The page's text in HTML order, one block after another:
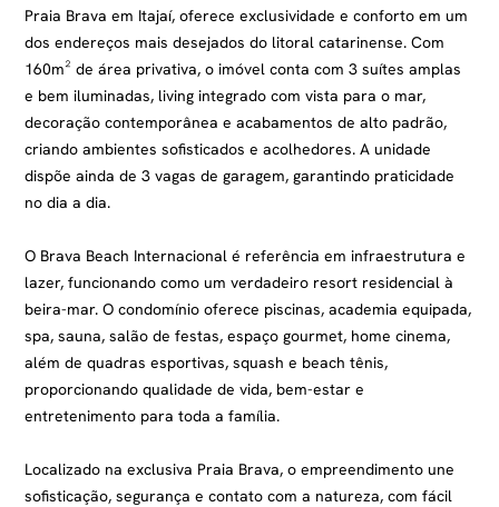
Praia Brava em Itajaí, oferece exclusividade e conforto em um
dos endereços mais desejados do litoral catarinense. Com
160m² de área privativa, o imóvel conta com 3 suítes amplas
e bem iluminadas, living integrado com vista para o mar,
decoração contemporânea e acabamentos de alto padrão,
criando ambientes sofisticados e acolhedores. A unidade
dispõe ainda de 3 vagas de garagem, garantindo praticidade
no dia a dia.
O Brava Beach Internacional é referência em infraestrutura e
lazer, funcionando como um verdadeiro resort residencial à
beira-mar. O condomínio oferece piscinas, academia equipada,
spa, sauna, salão de festas, espaço gourmet, home cinema,
além de quadras esportivas, squash e beach tênis,
proporcionando qualidade de vida, bem-estar e
entretenimento para toda a família.
Localizado na exclusiva Praia Brava, o empreendimento une
sofisticação, segurança e contato com a natureza, com fácil